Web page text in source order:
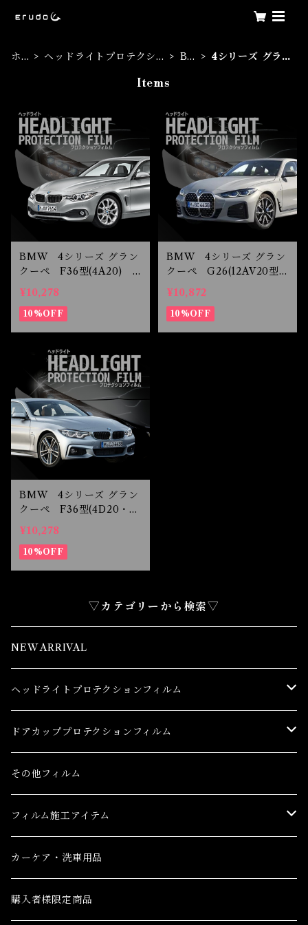
ホ
ヘッドライトプロテクシ
BM
4シリーズ グラ
Items
BMW 4シリーズ グラン
クーペ F36型(4A20) H
26.6-H29.4 ヘッドライ
トプロテクションフィルム
¥10,278
10%OFF
BMW 4シリーズ グラン
クーペ G26(12AV20型)
R3.7- ヘッドライトプ
ロテクションフィルム
¥10,872
10%OFF
BMW 4シリーズ グラン
クーペ F36型(4D20・4
E30) H29.5-R2.10 LE
D用 ヘッドライトプロテ
クションフィルム
¥10,278
10%OFF
▽カテゴリーから検索▽
NEW ARRIVAL
ヘッドライトプロテクションフィルム
トヨタ
86(GR86)
bB
レクサス
CT
ES
日産
AD(NV150 AD)
GT-R
ホンダ
CR-V
三菱
ドアカッププロテクションフィルム
トヨタ
86(GR86)
bB
レクサス
CT
ES
日産
AD(NV150 AD)
ホンダ
その他フィルム
フィルム施工アイテム
フィルム施工アイテム
カーケア・洗車用品
購入者様限定商品